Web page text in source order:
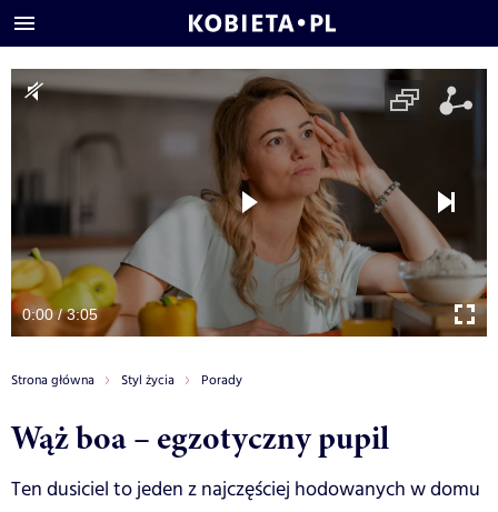
0:00 / 3:05
Strona główna Styl życia Porady
Wąż boa – egzotyczny pupil
Ten dusiciel to jeden z najczęściej hodowanych w domu